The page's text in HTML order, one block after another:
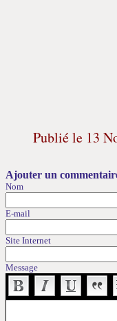
Publié le 13
Ajouter un
Nom
E-mail
Site Internet
Message